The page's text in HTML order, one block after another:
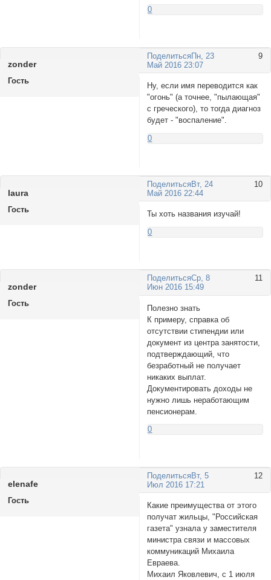
0
Поделиться 9
Пн, 23
Май 2016 23:07
zonder
Гость
Ну, если имя переводится как
"огонь" (а точнее, "пылающая"
с греческого), то тогда диагноз
будет - "воспаление".
0
Поделиться 10
Вт, 24
Май 2016 22:44
laura
Гость
Ты хоть названия изучай!
0
Поделиться 11
Ср, 8
Июн 2016 15:49
zonder
Гость
Полезно знать
К примеру, справка об
отсутствии стипендии или
документ из центра занятости,
подтверждающий, что
безработный не получает
никаких выплат.
Документировать доходы не
нужно лишь неработающим
пенсионерам.
0
Поделиться 12
Вт, 5
Июл 2016 17:21
elenafe
Гость
Какие преимущества от этого
получат жильцы, "Российская
газета" узнала у заместителя
министра связи и массовых
коммуникаций Михаила
Евраева.
Михаил Яковлевич, с 1 июля